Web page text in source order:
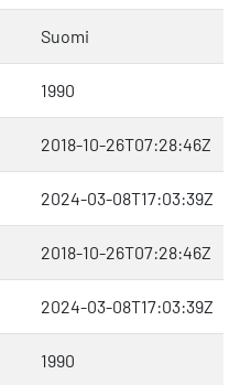
Suomi
1990
2018-10-26T07:28:46Z
2024-03-08T17:03:39Z
2018-10-26T07:28:46Z
2024-03-08T17:03:39Z
1990